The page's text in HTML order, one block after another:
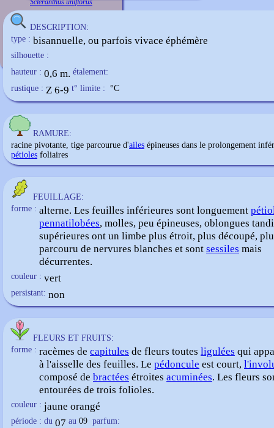
Scleranthus uniflorus
DESCRIPTION:
type : bisannuelle, ou parfois vivace éphémère
silhouette :
hauteur : 0,6 m. étalement:
rustique : Z 6-9 t° limite : °C
RAMURE:
racine pivotante, tige parcourue d'ailes épineuses dans le prolongement
pétioles foliaires
FEUILLAGE:
forme : alterne. Les feuilles inférieures sont longuement
pennatilobées, molles, peu épineuses, oblongues
supérieures ont un limbe plus étroit, plus découpé,
parcouru de nervures blanches et sont sessiles mais
décurrentes.
couleur : vert
persistant: non
FLEURS ET FRUITS:
forme : racèmes de capitules de fleurs toutes ligulées qui
à l'aisselle des feuilles. Le pédoncule est court,
composé de bractées étroites acuminées. Les fleurs
entourées de trois folioles.
couleur : jaune orangé
période : du 07 au 09 parfum: